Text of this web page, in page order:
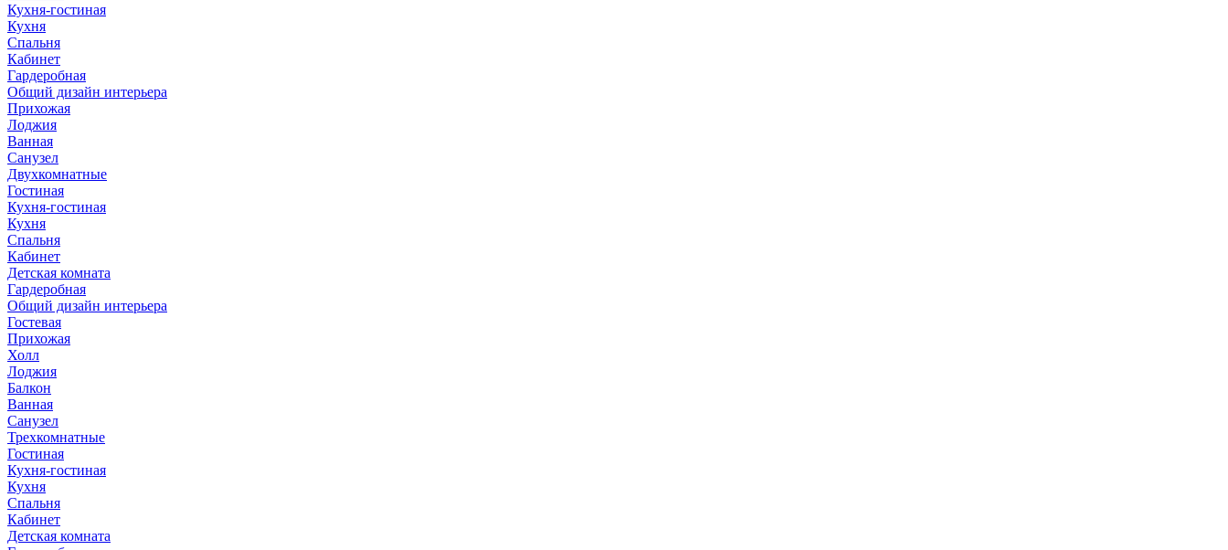
Кухня-гостиная
Кухня
Спальня
Кабинет
Гардеробная
Общий дизайн интерьера
Прихожая
Лоджия
Ванная
Санузел
Двухкомнатные
Гостиная
Кухня-гостиная
Кухня
Спальня
Кабинет
Детская комната
Гардеробная
Общий дизайн интерьера
Гостевая
Прихожая
Холл
Лоджия
Балкон
Ванная
Санузел
Трехкомнатные
Гостиная
Кухня-гостиная
Кухня
Спальня
Кабинет
Детская комната